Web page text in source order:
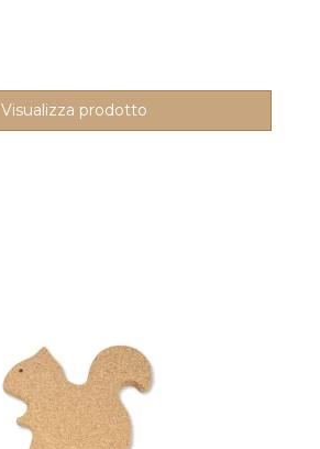
Visualizza prodotto